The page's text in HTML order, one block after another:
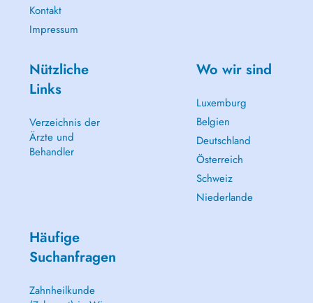
Kontakt
Impressum
Nützliche
Links
Verzeichnis der
Ärzte und
Behandler
Wo wir sind
Luxemburg
Belgien
Deutschland
Österreich
Schweiz
Niederlande
Häufige
Suchanfragen
Zahnheilkunde